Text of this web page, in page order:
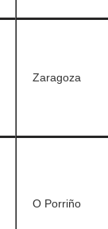
Zaragoza
O Porriño